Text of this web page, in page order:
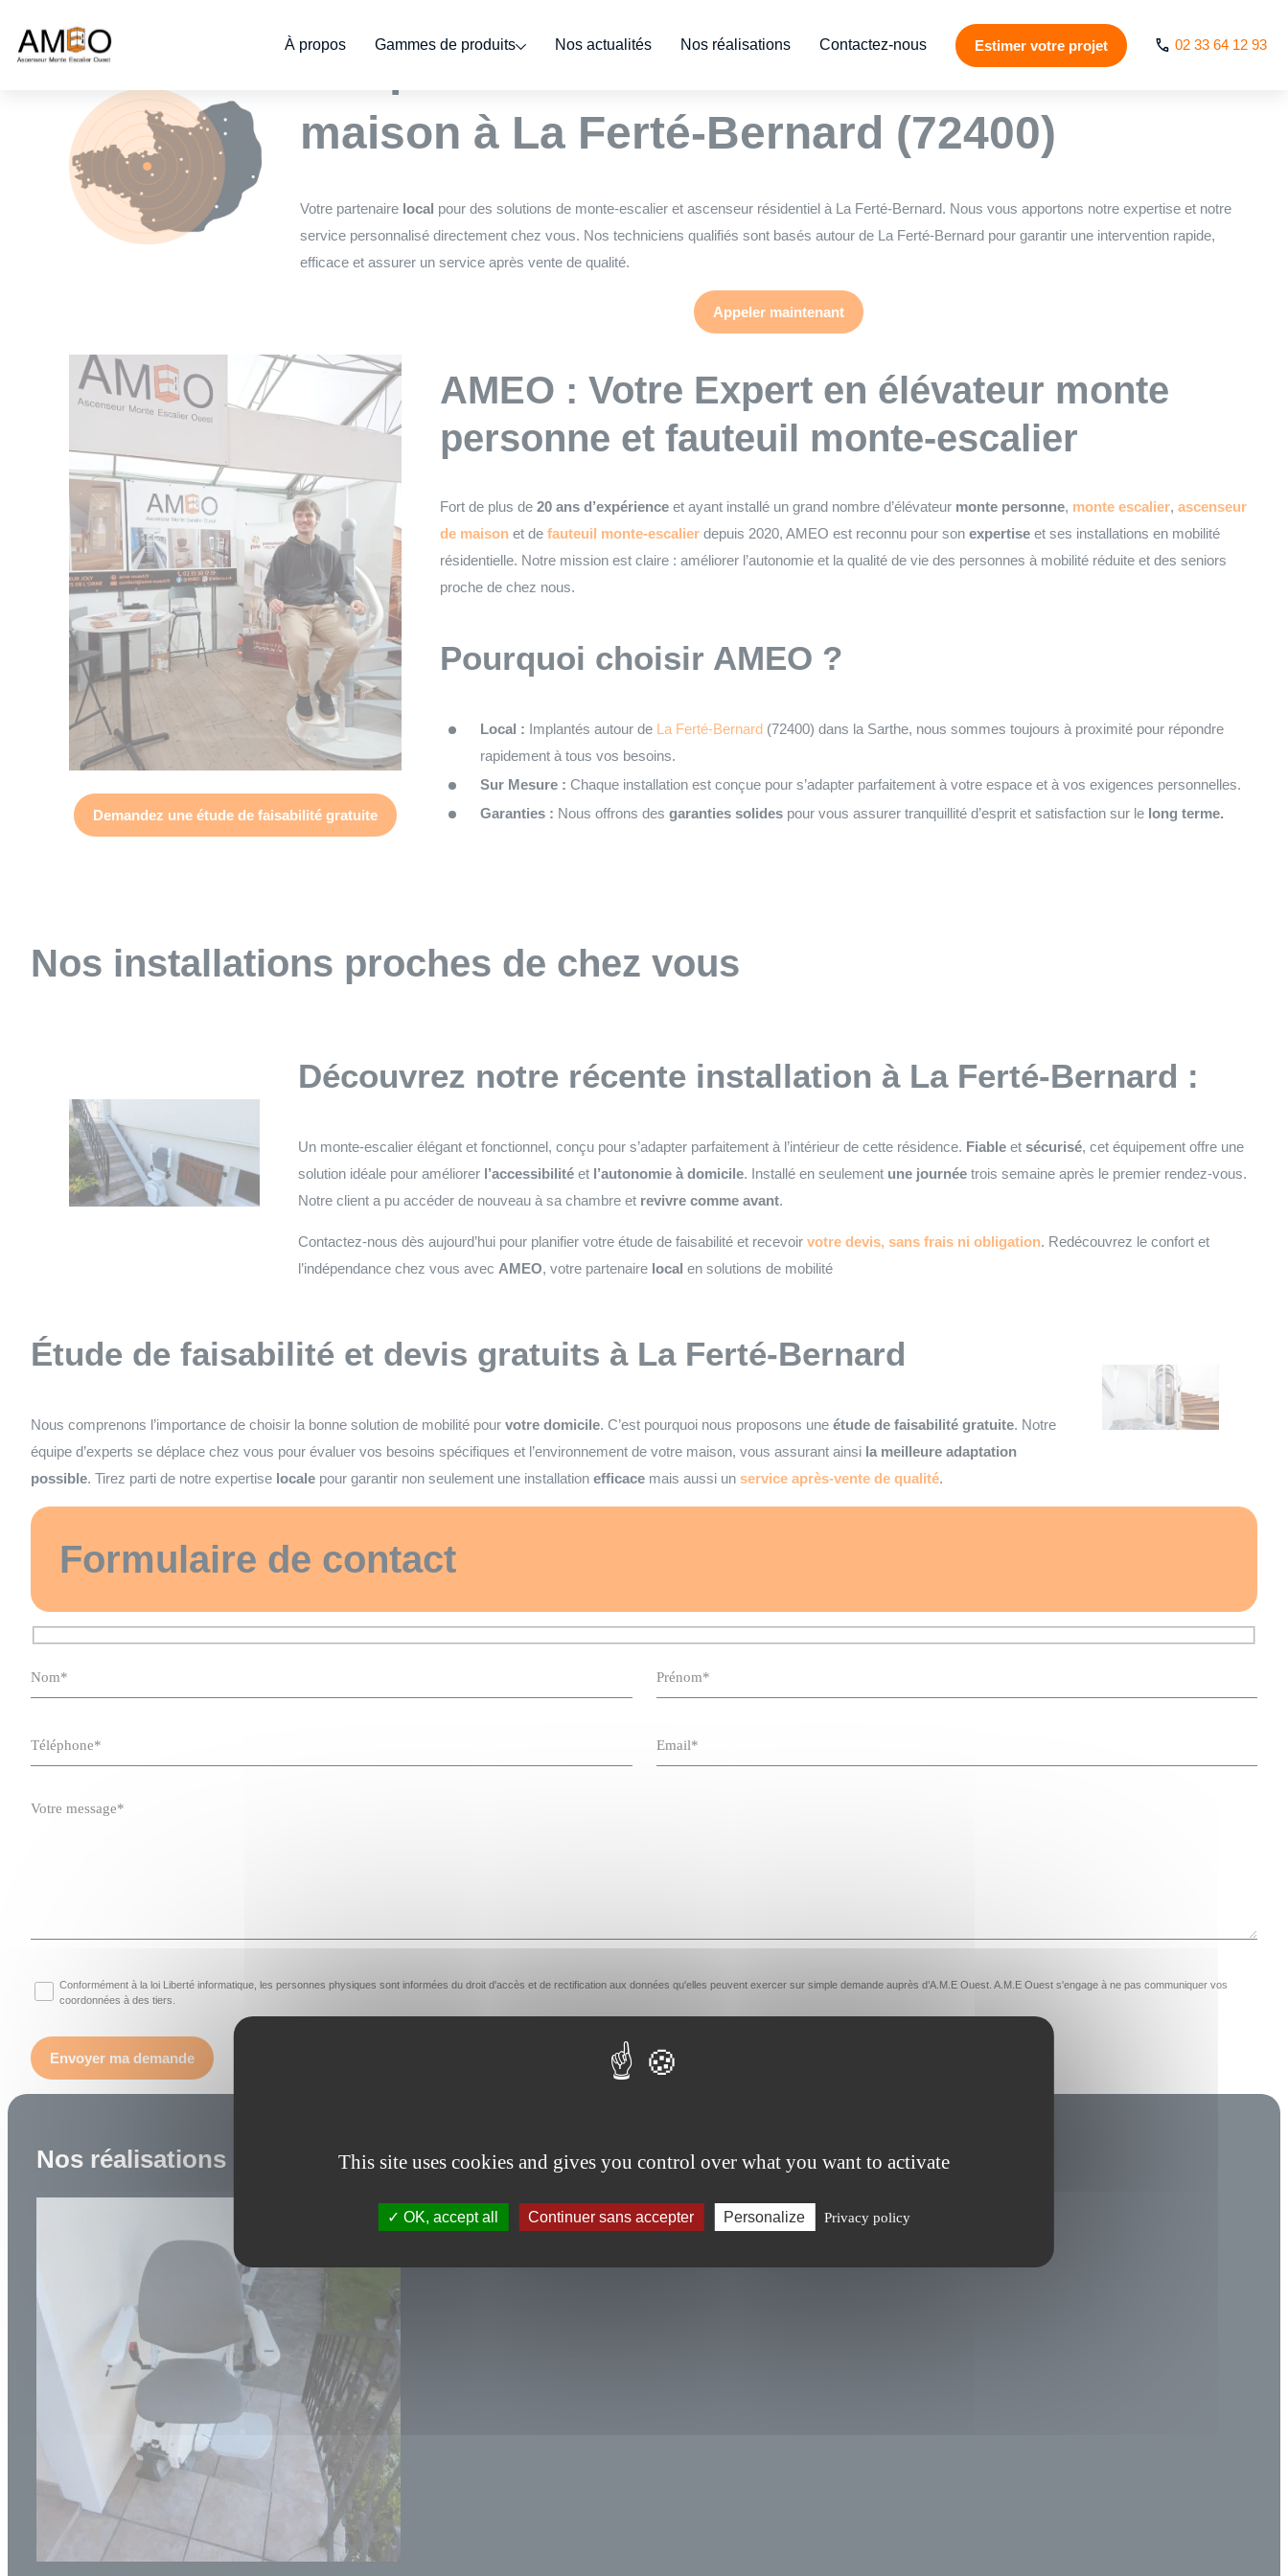
This site uses cookies and gives you control over what you want to activate
OK, accept all Continuer sans accepter Personalize Privacy policy
À propos Gammes de produits Nos actualités Nos réalisations Contactez-nous Estimer votre projet 02 33 64 12 93
L’expert monte escalier & ascenseur de
maison à La Ferté-Bernard (72400)
Votre partenaire local pour des solutions de monte-escalier et ascenseur résidentiel à La Ferté-Bernard. Nous vous apportons notre expertise et notre
service personnalisé directement chez vous. Nos techniciens qualifiés sont basés autour de La Ferté-Bernard pour garantir une intervention rapide,
efficace et assurer un service après vente de qualité.
Appeler maintenant
Demandez une étude de faisabilité gratuite
AMEO : Votre Expert en élévateur monte
personne et fauteuil monte-escalier
Fort de plus de 20 ans d’expérienceet ayant installé un grand nombre d’élévateur monte personne, monte escalier, ascenseur
de maisonet de fauteuil monte-escalierdepuis 2020, AMEO est reconnu pour son expertiseet ses installations en mobilité
résidentielle. Notre mission est claire : améliorer l’autonomie et la qualité de vie des personnes à mobilité réduite et des seniors
proche de chez nous.
Pourquoi choisir AMEO ?
Local : Implantés autour de La Ferté-Bernard(72400) dans la Sarthe, nous sommes toujours à proximité pour répondre
rapidement à tous vos besoins.
Sur Mesure : Chaque installation est conçue pour s’adapter parfaitement à votre espace et à vos exigences personnelles.
Garanties : Nous offrons des garanties solidespour vous assurer tranquillité d’esprit et satisfaction sur le long terme.
Nos installations proches de chez vous
Découvrez notre récente installation à La Ferté-Bernard :
Un monte-escalier élégant et fonctionnel, conçu pour s’adapter parfaitement à l’intérieur de cette résidence. Fiableet sécurisé, cet équipement offre une
solution idéale pour améliorer l’accessibilitéet l’autonomie à domicile. Installé en seulement une journéetrois semaine après le premier rendez-vous.
Notre client a pu accéder de nouveau à sa chambre et revivre comme avant.
Contactez-nous dès aujourd’hui pour planifier votre étude de faisabilité et recevoir votre devis, sans frais ni obligation. Redécouvrez le confort et
l’indépendance chez vous avec AMEO, votre partenaire local en solutions de mobilité
Étude de faisabilité et devis gratuits à La Ferté-Bernard
Nous comprenons l’importance de choisir la bonne solution de mobilité pour votre domicile. C’est pourquoi nous proposons une étude de faisabilité gratuite. Notre
équipe d’experts se déplace chez vous pour évaluer vos besoins spécifiques et l’environnement de votre maison, vous assurant ainsi la meilleure adaptation
possible. Tirez parti de notre expertise locale pour garantir non seulement une installation efficace mais aussi un service après-vente de qualité.
Formulaire de contact
Conformément à la loi Liberté informatique, les personnes physiques sont informées du droit d'accès et de rectification aux données qu'elles peuvent exercer sur simple demande auprès d’A.M.E Ouest. A.M.E Ouest s'engage à ne pas communiquer vos
coordonnées à des tiers.
Nos réalisations